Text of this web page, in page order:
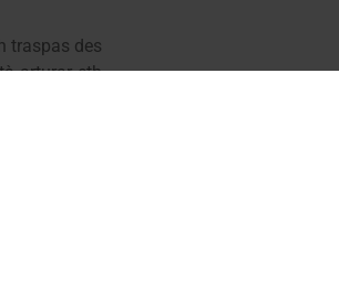
traspas des
arturar eth